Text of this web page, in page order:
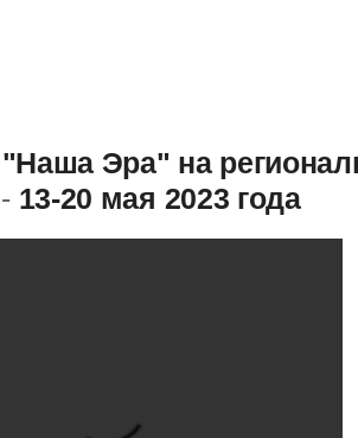
Эра" на
- 13-20 мая 2023 года